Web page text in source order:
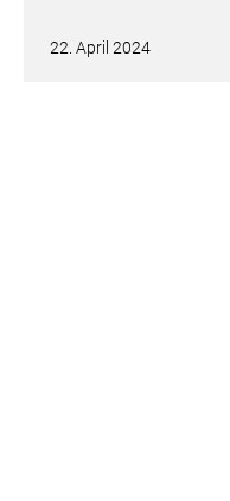
22. April 2024